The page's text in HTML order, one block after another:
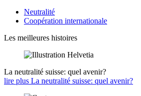
Neutralité
Coopération internationale
Les meilleures histoires
La neutralité suisse: quel avenir?
lire plus La neutralité suisse: quel avenir?